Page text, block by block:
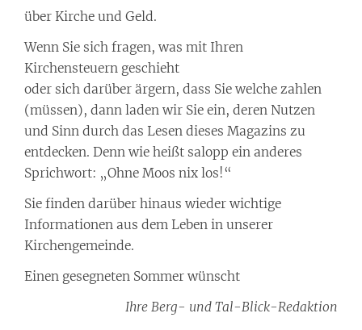
über Kirche und Geld.
Wenn Sie sich fragen, was mit Ihren
Kirchensteuern geschieht
oder sich darüber ärgern, dass Sie welche zahlen
(müssen), dann laden wir Sie ein, deren Nutzen
und Sinn durch das Lesen dieses Magazins zu
entdecken. Denn wie heißt salopp ein anderes
Sprichwort: „Ohne Moos nix los!“
Sie finden darüber hinaus wieder wichtige
Informationen aus dem Leben in unserer
Kirchengemeinde.
Einen gesegneten Sommer wünscht
Ihre Berg- und Tal-Blick-Redaktion